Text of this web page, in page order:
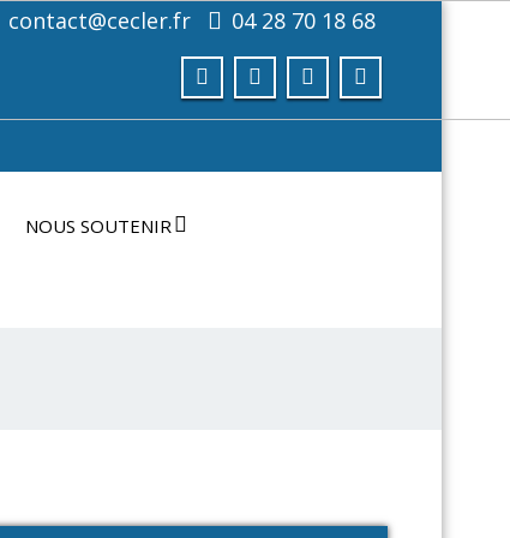
contact@cecler.fr 04 28 70 18 68
NOUS SOUTENIR